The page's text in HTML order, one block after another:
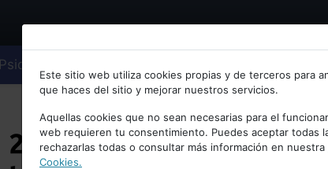
Bienvenid@ a psiquiatria.com
Escribe tu Email
Accede o regístrate con tu email.
Psiquiatría
Este sitio web utiliza cookies propias y de terceros para
que haces del sitio y mejorar nuestros servicios.
Aquellas cookies que no sean necesarias para el
web requieren tu consentimiento. Puedes aceptar todas
rechazarlas todas o consultar más información en nuestra
Cookies.